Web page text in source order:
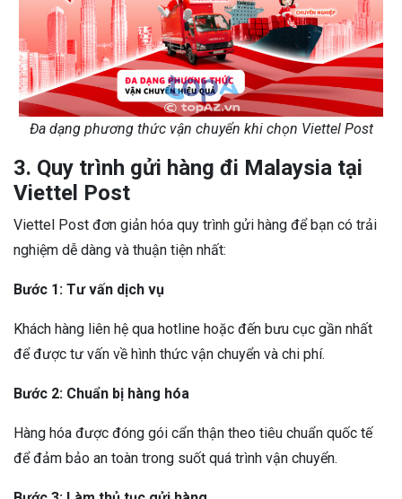
Đa dạng phương thức vận chuyển khi chọn Viettel Post
3. Quy trình gửi hàng đi Malaysia tại
Viettel Post
Viettel Post đơn giản hóa quy trình gửi hàng để bạn có trải
nghiệm dễ dàng và thuận tiện nhất:
Bước 1: Tư vấn dịch vụ
Khách hàng liên hệ qua hotline hoặc đến bưu cục gần nhất
để được tư vấn về hình thức vận chuyển và chi phí.
Bước 2: Chuẩn bị hàng hóa
Hàng hóa được đóng gói cẩn thận theo tiêu chuẩn quốc tế
để đảm bảo an toàn trong suốt quá trình vận chuyển.